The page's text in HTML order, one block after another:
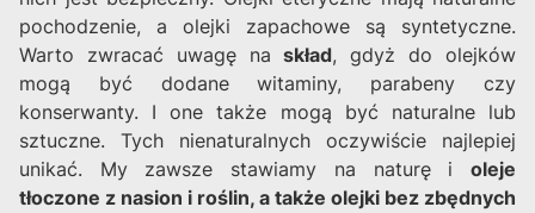
pochodzenie, a olejki zapachowe są syntetyczne.
Warto zwracać uwagę naskład, gdyż do olejków
mogą być dodane witaminy, parabeny czy
konserwanty. I one także mogą być naturalne lub
sztuczne. Tych nienaturalnych oczywiście najlepiej
unikać. My zawsze stawiamy na naturę i oleje
tłoczone z nasion i roślin, a także olejki bez zbędnych